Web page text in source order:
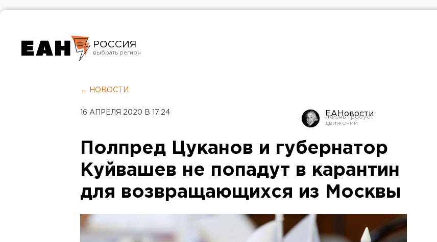
РОССИЯ
Челябинск
← НОВОСТИ
16 АПРЕЛЯ 2020 В 17:24 ЕАНовости
Полпред Цуканов и губернатор
Куйвашев не попадут в карантин
для возвращающихся из Москвы